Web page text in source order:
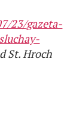
23/gazeta-
St. Hroch